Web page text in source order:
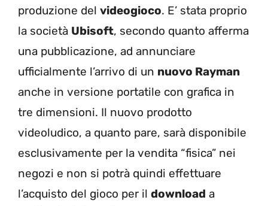
produzione del videogioco. E’ stata proprio
la società Ubisoft, secondo quanto afferma
una pubblicazione, ad annunciare
ufficialmente l’arrivo di un nuovo Rayman
anche in versione portatile con grafica in
tre dimensioni. Il nuovo prodotto
videoludico, a quanto pare, sarà disponibile
esclusivamente per la vendita “fisica” nei
negozi e non si potrà quindi effettuare
l’acquisto del gioco per il download a